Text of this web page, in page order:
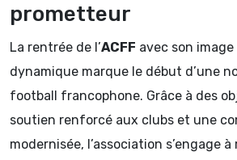
prometteur
La rentrée de l’ACFF avec son
dynamique marque le début d’une
football francophone. Grâce à des
soutien renforcé aux clubs et une
modernisée, l’association s’engage